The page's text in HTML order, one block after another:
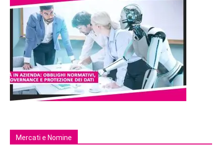
Mercati e Nomine